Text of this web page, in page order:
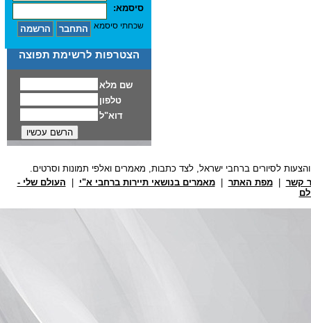
סיסמא:
שכחתי סיסמא
הצטרפות לרשימת תפוצה
קשר |מפת האתר |מאמרים בנושאי תיירות ברחבי א"י
העולם שלי -